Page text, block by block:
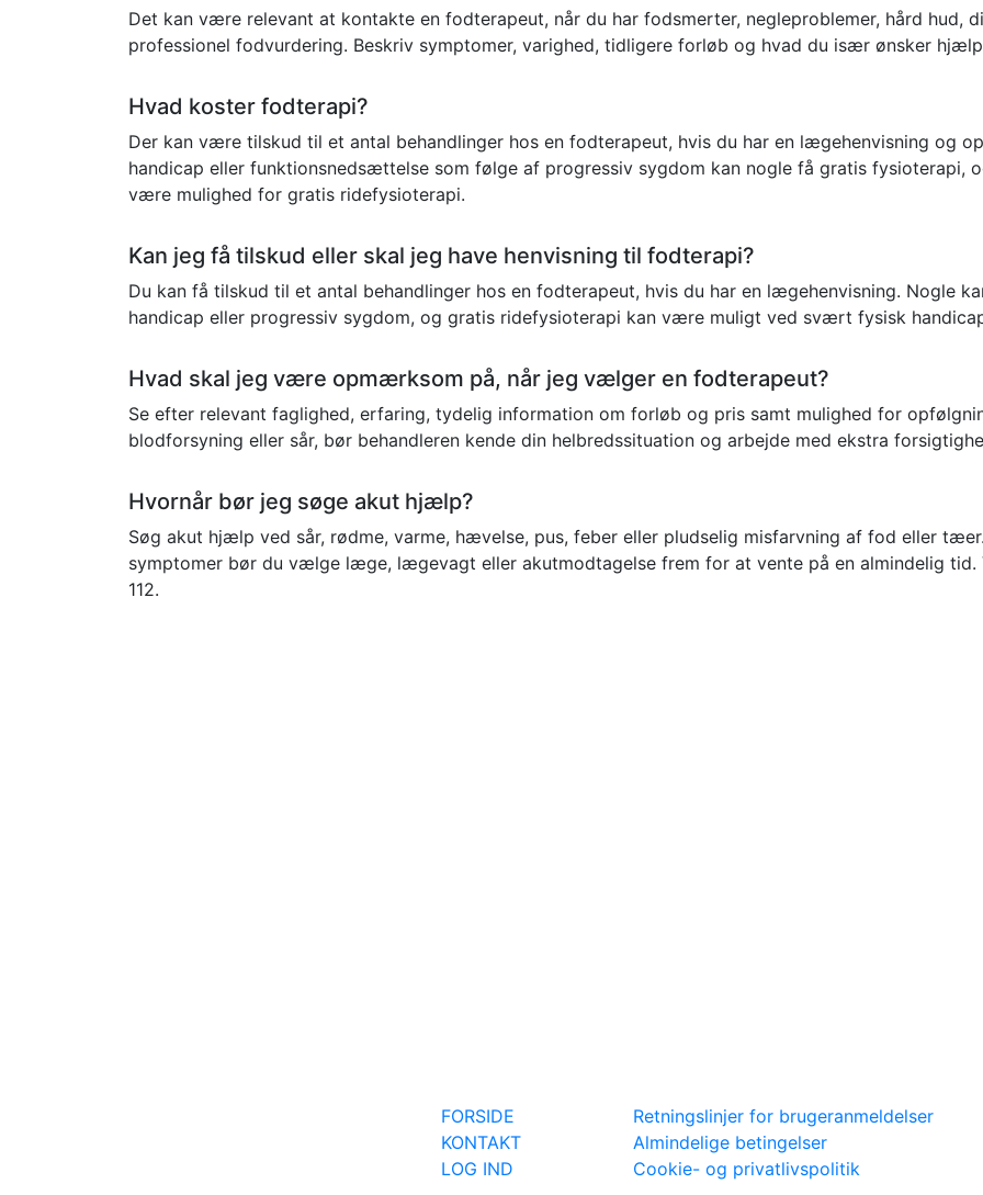
Det kan være relevant at kontakte en fodterapeut, når du har fodsmerter, negleproblemer, hård hud,
professionel fodvurdering. Beskriv symptomer, varighed, tidligere forløb og hvad du især ønsker
Hvad koster fodterapi?
Der kan være tilskud til et antal behandlinger hos en fodterapeut, hvis du har en lægehenvisning og
handicap eller funktionsnedsættelse som følge af progressiv sygdom kan nogle få gratis fysioterapi,
være mulighed for gratis ridefysioterapi.
Kan jeg få tilskud eller skal jeg have henvisning til fodterapi?
Du kan få tilskud til et antal behandlinger hos en fodterapeut, hvis du har en lægehenvisning. Nogle
handicap eller progressiv sygdom, og gratis ridefysioterapi kan være muligt ved svært fysisk
Hvad skal jeg være opmærksom på, når jeg vælger en fodterapeut?
Se efter relevant faglighed, erfaring, tydelig information om forløb og pris samt mulighed for
blodforsyning eller sår, bør behandleren kende din helbredssituation og arbejde med ekstra
Hvornår bør jeg søge akut hjælp?
Søg akut hjælp ved sår, rødme, varme, hævelse, pus, feber eller pludselig misfarvning af fod eller
symptomer bør du vælge læge, lægevagt eller akutmodtagelse frem for at vente på en almindelig tid.
112.
FORSIDE
KONTAKT
LOG IND
Retningslinjer for brugeranmeldelser
Almindelige betingelser
Cookie- og privatlivspolitik